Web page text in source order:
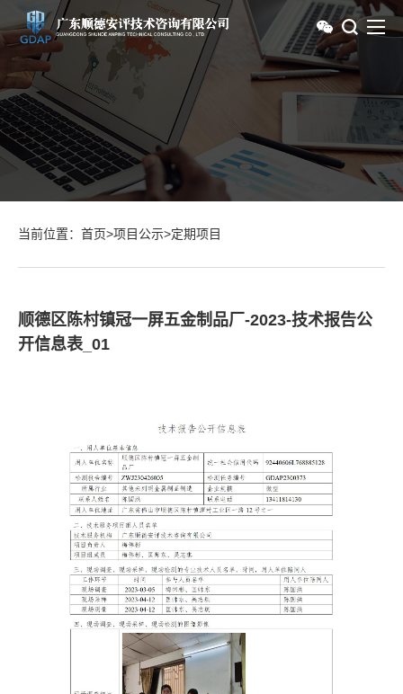
当前位置： 首页>项目公示>定期项目
顺德区陈村镇冠一屏五金制品厂-2023-技术报告公
开信息表_01